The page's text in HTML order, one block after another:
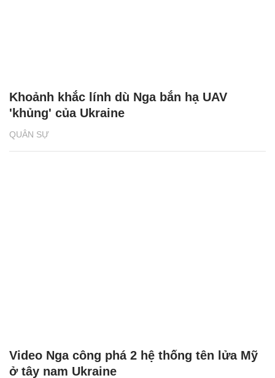
QUÂN SỰ
Khoảnh khắc lính dù Nga bắn hạ UAV
'khủng' của Ukraine
Video Nga công phá 2 hệ thống tên lửa Mỹ
ở tây nam Ukraine